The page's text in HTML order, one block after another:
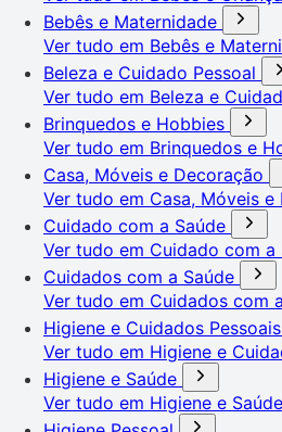
Bebês e Maternidade
Ver tudo em Bebês e
Beleza e Cuidado Pessoal
Ver tudo em Beleza e
Brinquedos e Hobbies
Ver tudo em Brinquedos e
Casa, Móveis e Decoração
Ver tudo em Casa, Móveis e
Cuidado com a Saúde
Ver tudo em Cuidado com a
Cuidados com a Saúde
Ver tudo em Cuidados com
Higiene e Cuidados Pessoais
Ver tudo em Higiene e
Higiene e Saúde
Ver tudo em Higiene e Saúde